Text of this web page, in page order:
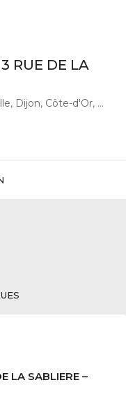
RUE DE LA
France métropolitaine, 21000, France
LA SABLIERE –